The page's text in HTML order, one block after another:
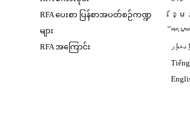
RFA ပေးစာ ပြန်စာအပတ်စဉ်ကဏ္ဍ
များ
RFA အကြောင်း
ខ្មែ